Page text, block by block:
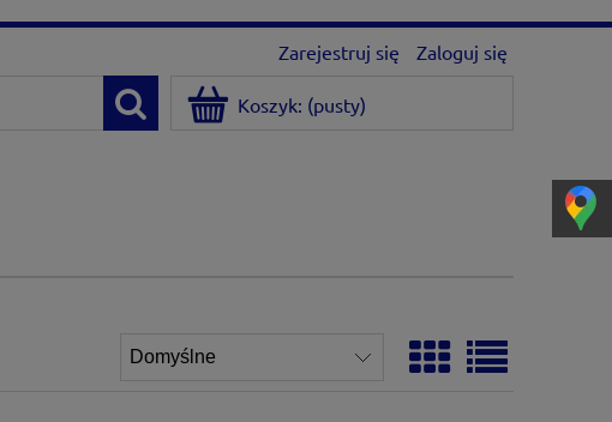
Zarejestruj się Zaloguj się
Koszyk: (pusty)